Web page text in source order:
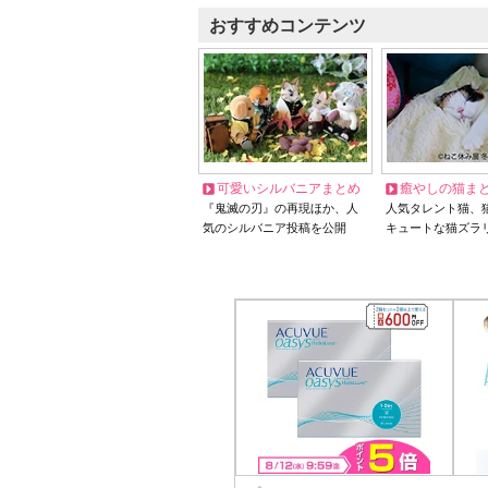
おすすめコンテンツ
可愛いシルバニアまとめ
『鬼滅の刃』の再現ほか、人
気のシルバニア投稿を公開
癒やしの猫ま
人気タレント猫
キュートな猫ズラ